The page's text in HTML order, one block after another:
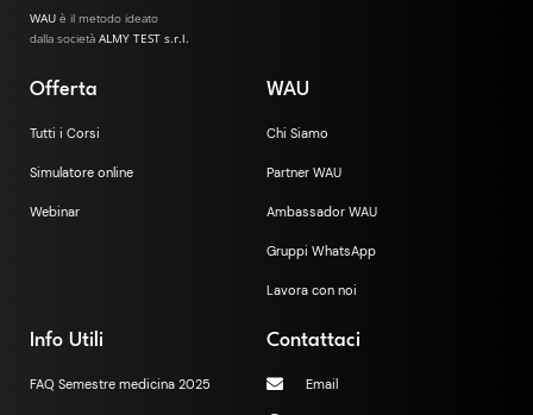
WAU è il metodo ideato
dalla società ALMY TEST s.r.l.
Offerta
Tutti i Corsi
Simulatore online
Webinar
WAU
Chi Siamo
Partner WAU
Ambassador WAU
Gruppi WhatsApp
Lavora con noi
Info Utili
FAQ Semestre medicina 2025
Contattaci
Email